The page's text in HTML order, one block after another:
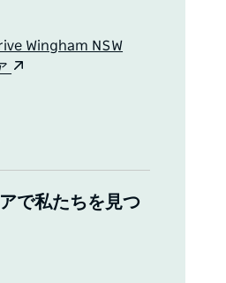
Wingham NSW
で私たちを見つ